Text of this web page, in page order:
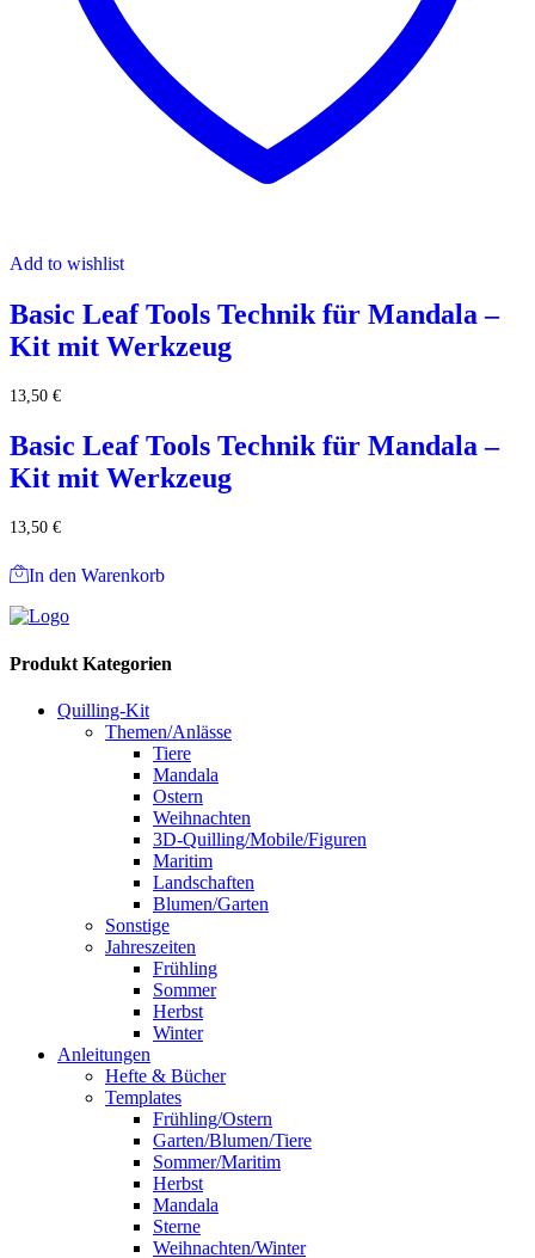
Add to wishlist
Basic Leaf Tools Technik für Mandala –
Kit mit Werkzeug
13,50 €
Basic Leaf Tools Technik für Mandala –
Kit mit Werkzeug
13,50 €
In den Warenkorb
Produkt Kategorien
Quilling-Kit
Themen/Anlässe
Tiere
Mandala
Ostern
Weihnachten
3D-Quilling/Mobile/Figuren
Maritim
Landschaften
Blumen/Garten
Sonstige
Jahreszeiten
Frühling
Sommer
Herbst
Winter
Anleitungen
Hefte & Bücher
Templates
Frühling/Ostern
Garten/Blumen/Tiere
Sommer/Maritim
Herbst
Mandala
Sterne
Weihnachten/Winter